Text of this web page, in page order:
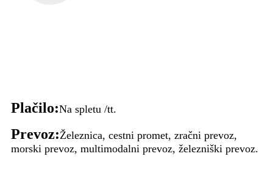
Plačilo:Na spletu /tt.
Prevoz:Železnica, cestni promet, zračni prevoz,
morski prevoz, multimodalni prevoz, železniški prevoz.